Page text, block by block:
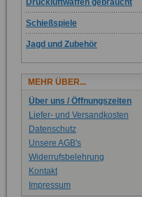
Druckluftwaffen gebraucht
Schießspiele
Jagd und Zubehör
MEHR ÜBER...
Über uns / Öffnungszeiten
Liefer- und Versandkosten
Datenschutz
Unsere AGB's
Widerrufsbelehrung
Kontakt
Impressum